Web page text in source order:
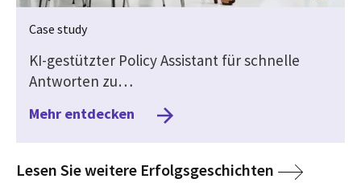
Case study
KI-gestützter Policy Assistant für schnelle
Antworten zu…
Mehr entdecken
Lesen Sie weitere Erfolgsgeschichten media